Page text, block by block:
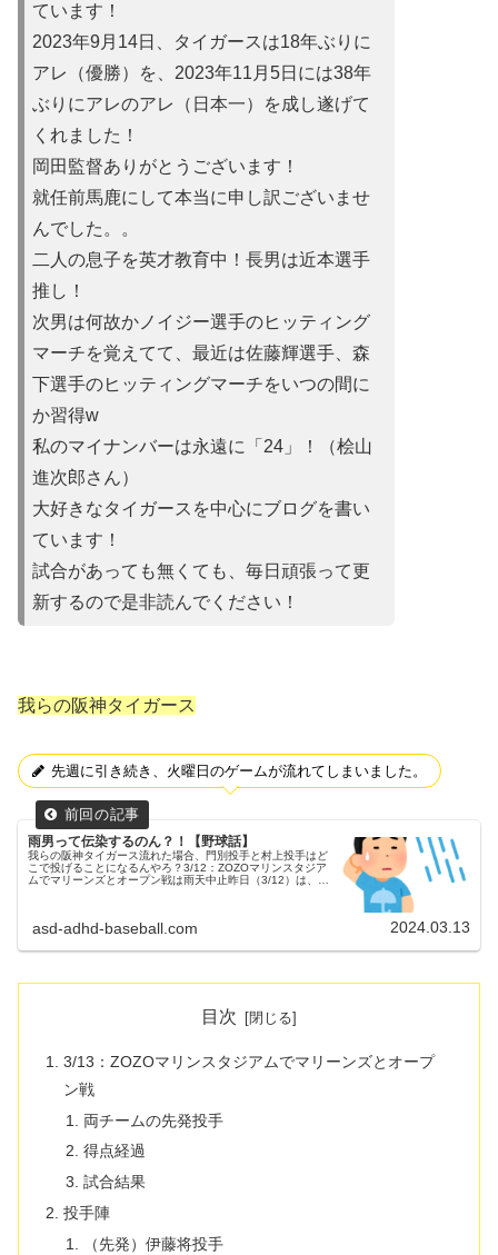
ています！
2023年9月14日、タイガースは18年ぶりに
アレ（優勝）を、2023年11月5日には38年
ぶりにアレのアレ（日本一）を成し遂げて
くれました！
岡田監督ありがとうございます！
就任前馬鹿にして本当に申し訳ございませ
んでした。。
二人の息子を英才教育中！長男は近本選手
推し！
次男は何故かノイ ジー選手のヒッティング
マーチを覚えてて、最近は佐藤輝選手、森
下選手のヒッティングマーチをいつの間に
か習得w
私のマイナンバーは永遠に「24」！（桧山
進次郎さん）
大好きなタイガースを中心にブログを書い
ています！
試合があって も無くても、毎日頑張って更
新するので是非読んでください！
我らの阪神タイガース
先週に引き続き、火曜日のゲームが流れてしまいました。
雨男って伝染するのん？！【野球話】
我らの阪神タイガース流れた場合、門別投手と村上投手はど
こで投げることになるんやろ？3/12：ZOZOマリンスタジア
ムでマリーンズとオープン戦は雨天中止昨日（3/12）は、
asd-adhd-baseball.com 2024.03.13
目次
3/13：ZOZOマリンスタジアムでマリーンズとオープ
ン戦
両チームの先発投手
得点経過
試合結果
投手陣
（先発）伊藤将投手